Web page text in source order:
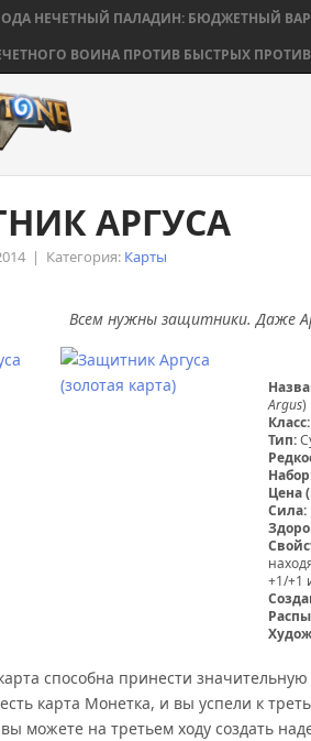
НЕЧЕТНЫЙ ПАЛАДИН: БЮДЖЕТНЫЙ
ВОИНА ПРОТИВ БЫСТРЫХ
АРГУСА
| Категория: Карты
Всем нужны защитники. Даже
Argus)
Класс:
Тип:
Цена
Сила:
+1/+1
способна принести
карта Монетка, и вы успели к
можете на третьем ходу создать